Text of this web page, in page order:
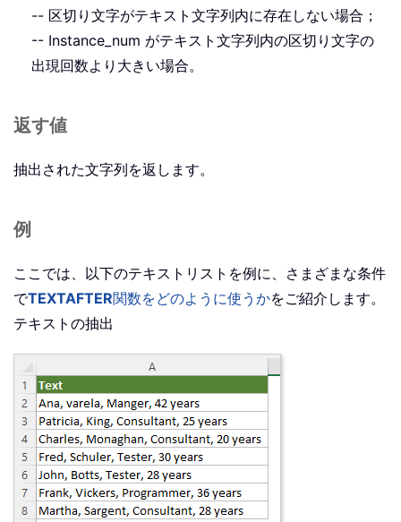
-- 区切り文字がテキスト文字列内に存在しない場合；
-- Instance_num がテキスト文字列内の区切り文字の
出現回数より大きい場合。
返す値
抽出された文字列を返します。
例
ここでは、以下のテキストリストを例に、さまざまな条件
でTEXTAFTER関数をどのように使うかをご紹介します。
テキストの抽出